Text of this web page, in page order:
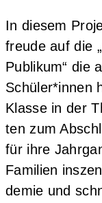
In die­sem
freu­de auf die
Publi­kum“ die
Schüler*innen
Klas­se in der
ten zum
für ihre
Fami­li­en
de­mie und